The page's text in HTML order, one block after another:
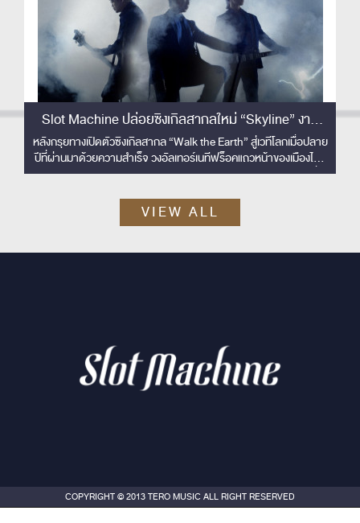
Slot Machine ปล่อยซิงเกิลสากลใหม่ “Skyline” งาน
ดนตรีปลดจินตนาการเหนือขอบฟ้า พร้อมส่งมิวสิควิดีโอ
คอนเซปต์ล้ำ ไร้ขีดจำกัด !!
หลังกรุยทางเปิดตัวซิงเกิลสากล “Walk the Earth” สู่เวทีโลกเมื่อปลาย
ปีที่ผ่านมาด้วยความสำเร็จ วงอัลเทอร์เนทีฟร็อคแถวหน้าของเมืองไทย
Slot Machine ค่าย Tero Music ได้เวลาปล่อยซิงเกิลสากลลำดับที่ 2
VIEW ALL
COPYRIGHT © 2013 TERO MUSIC ALL RIGHT RESERVED